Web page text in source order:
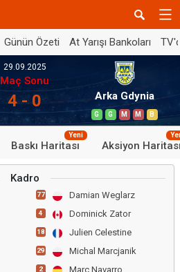
Günün Özeti At Yarışı Bankoları
29.09.2025
Maç Sonu
4 - 0 Arka Gdynia
G G M M B
Baskı Haritası
Yeni
Aksiyon
Kadro
77 Damian Weglarz
4 Dominick Zator
18 Julien Celestine
29 Michal Marcjanik
2 Marc Navarro